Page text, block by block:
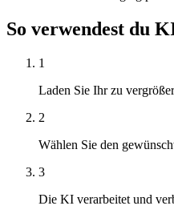
So verwendest du
1
Laden Sie Ihr zu
2
Wählen Sie den
3
Die KI verarbeitet und